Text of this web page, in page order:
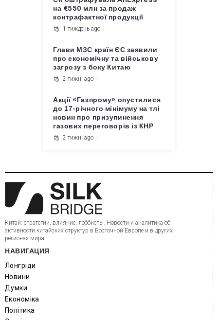
на €550 млн за продаж
контрафактної продукції
1 тиждень ago
Глави МЗС країн ЄС заявили
про економічну та військову
загрозу з боку Китаю
2 тижні ago
Акції «Газпрому» опустилися
до 17-річного мінімуму на тлі
новин про призупинення
газових переговорів із КНР
2 тижні ago
Китай: стратегии, влияние, лоббисты. Новости и аналитика об
активности китайских структур в Восточной Европе и в других
регионах мира.
НАВИГАЦИЯ
Лонгріди
Новини
Думки
Економіка
Політика